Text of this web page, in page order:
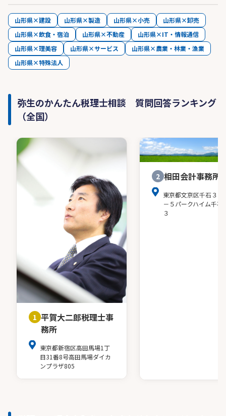
山形県×建設 山形県×製造 山形県×小売
山形県×卸売
山形県×飲食・宿泊
山形県×不動産
山形県×IT・情報通信
山形県×理美容
山形県×サービス
山形県×農業・林業・漁業
山形県×特殊法人
弥生のかんたん税理士相談 質問回答ランキング
（全国）
1 平賀大二郎税理士事
務所
東京都新宿区高田馬場1丁
目31番8号高田馬場ダイカ
ンプラザ805
2 相田会計事務所
東京都文京区千石３－
－５パークハイム千石
３